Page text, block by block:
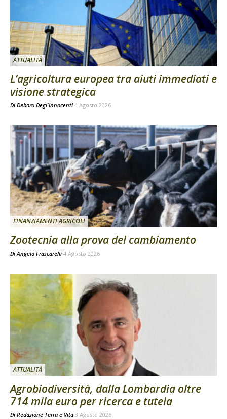
ATTUALITÀ
L’agricoltura europea tra aiuti immediati e
visione strategica
Di Debora Degl'Innocenti 4 Agosto 2026
FINANZIAMENTI AGRICOLI
Zootecnia alla prova del cambiamento
DiAngelo Frascarelli 4 Agosto 2026
ATTUALITÀ
Agrobiodiversità, dalla Lombardia oltre
714 mila euro per ricerca e tutela
Di Redazione Terra e Vita 3 Agosto 2026